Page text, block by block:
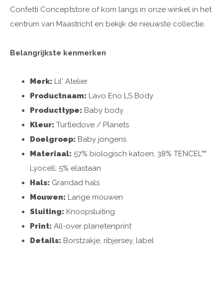
Confetti Conceptstore of kom langs in onze winkel in het
centrum van Maastricht en bekijk de nieuwste collectie.
Belangrijkste kenmerken
Merk: Lil' Atelier
Productnaam: Lavo Eno LS Body
Producttype: Baby body
Kleur: Turtledove / Planets
Doelgroep: Baby jongens
Materiaal: 57% biologisch katoen, 38% TENCEL™
Lyocell, 5% elastaan
Hals: Grandad hals
Mouwen: Lange mouwen
Sluiting: Knoopsluiting
Print: All-over planetenprint
Details: Borstzakje, ribjersey, label